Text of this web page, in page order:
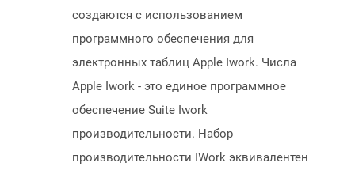
создаются с использованием
программного обеспечения для
электронных таблиц Apple Iwork. Числа
Apple Iwork - это единое программное
обеспечение Suite Iwork
производительности. Набор
производительности IWork эквивалентен